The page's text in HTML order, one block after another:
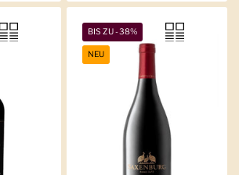
BIS ZU -38%
NEU